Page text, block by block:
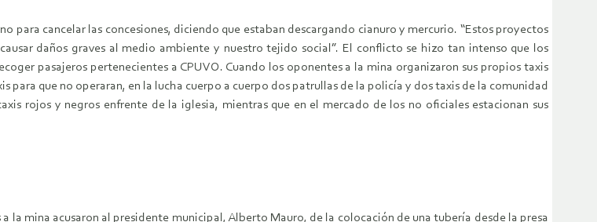
para cancelar las concesiones, diciendo que estaban descargando cianuro y mercurio. “Estos proyectos
daños graves al medio ambiente y nuestro tejido social”. El conflicto se hizo tan intenso que los
pasajeros pertenecientes a CPUVO. Cuando los oponentes a la mina organizaron sus propios taxis
para que no operaran, en la lucha cuerpo a cuerpo dos patrullas de la policía y dos taxis de la comunidad
rojos y negros enfrente de la iglesia, mientras que en el mercado de los no oficiales estacionan sus
la mina acusaron al presidente municipal, Alberto Mauro, de la colocación de una tubería desde la presa